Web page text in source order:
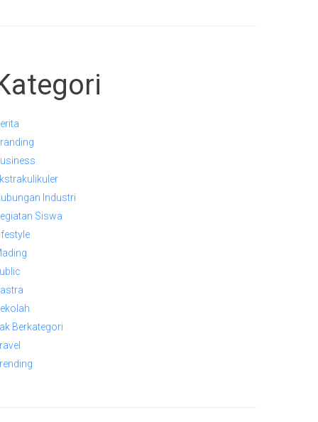
Industri
Siswa
Lifestyle
Berkategori